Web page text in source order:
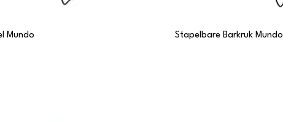
Mundo Stapelbare Barkruk Mundo